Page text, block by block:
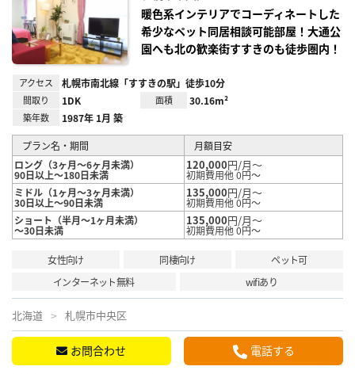
り登
録
暖色系インテリアでコーディネートした
希少なペット同居相談可能部屋！大通公
園へも北の歓楽街すすきのも徒歩圏内！
アクセス 札幌市南北線「すすきの駅」徒歩10分
間取り 1DK 面積 30.16m²
築年数 1987年 1月 築
プラン名・期間
月額目安
ロング（3ヶ月～6ヶ月未満）
90日以上～180日未満
120,000円/月～
初期費用他 0円～
ミドル（1ヶ月～3ヶ月未満）
30日以上～90日未満
135,000円/月～
初期費用他 0円～
ショート（半月～1ヶ月未満）
～30日未満
135,000円/月～
初期費用他 0円～
女性向け 同棲向け
ペット可
インターネット無料
wifiあり
北海道 札幌市中央区
お問合わせ 電話する